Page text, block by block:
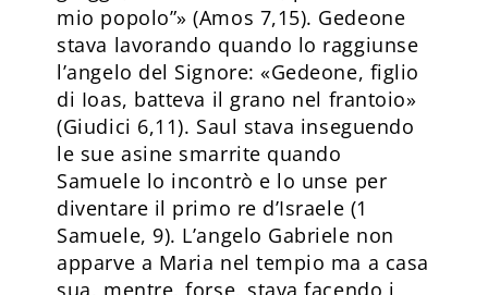
mio popolo”» (Amos 7,15). Gedeone
stava lavorando quando lo raggiunse
l’angelo del Signore: «Gedeone, figlio
di Ioas, batteva il grano nel frantoio»
(Giudici 6,11). Saul stava inseguendo
le sue asine smarrite quando
Samuele lo incontrò e lo unse per
diventare il primo re d’Israele (1
Samuele, 9). L’angelo Gabriele non
apparve a Maria nel tempio ma a casa
sua, mentre, forse, stava facendo i